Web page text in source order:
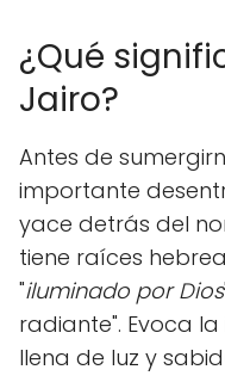
¿Qué
Jairo?
Antes de
importante
yace detrás del
tiene raíces
"iluminado por Dios
radiante". Evoca
llena de luz y